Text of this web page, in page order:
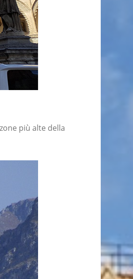
più alte della